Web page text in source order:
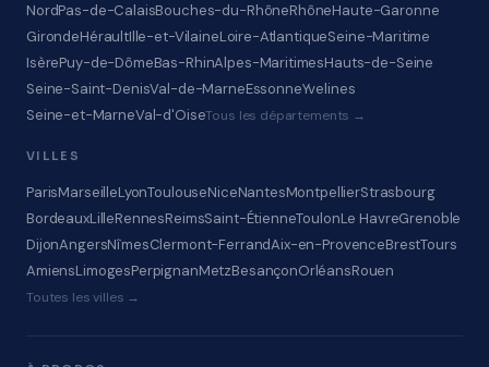
NordPas-de-CalaisBouches-du-RhôneRhôneHaute-Garonne
GirondeHéraultIlle-et-VilaineLoire-AtlantiqueSeine-Maritime
IsèrePuy-de-DômeBas-RhinAlpes-MaritimesHauts-de-Seine
Seine-Saint-DenisVal-de-MarneEssonneYvelines
Seine-et-MarneVal-d'OiseTous les départements →
VILLES
ParisMarseilleLyonToulouseNiceNantesMontpellierStrasbourg
BordeauxLilleRennesReimsSaint-ÉtienneToulonLe HavreGrenoble
DijonAngersNîmesClermont-FerrandAix-en-ProvenceBrestTours
AmiensLimogesPerpignanMetzBesançonOrléansRouen
Toutes les villes →